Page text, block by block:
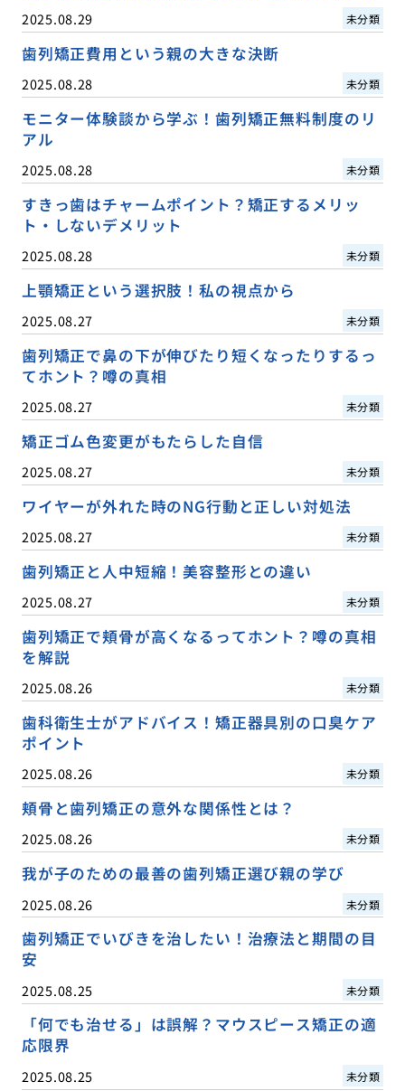
2025.08.29 未分類
歯列矯正費用という親の大きな決断
2025.08.28 未分類
モニター体験談から学ぶ！歯列矯正無料制度のリ
アル
2025.08.28 未分類
すきっ歯はチャームポイント？矯正するメリッ
ト・しないデメリット
2025.08.28 未分類
上顎矯正という選択肢！私の視点から
2025.08.27 未分類
歯列矯正で鼻の下が伸びたり短くなったりするっ
てホント？噂の真相
2025.08.27 未分類
矯正ゴム色変更がもたらした自信
2025.08.27 未分類
ワイヤーが外れた時のNG行動と正しい対処法
2025.08.27 未分類
歯列矯正と人中短縮！美容整形との違い
2025.08.27 未分類
歯列矯正で頬骨が高くなるってホント？噂の真相
を解説
2025.08.26 未分類
歯科衛生士がアドバイス！矯正器具別の口臭ケア
ポイント
2025.08.26 未分類
頬骨と歯列矯正の意外な関係性とは？
2025.08.26 未分類
我が子のための最善の歯列矯正選び親の学び
2025.08.26 未分類
歯列矯正でいびきを治したい！治療法と期間の目
安
2025.08.25 未分類
「何でも治せる」は誤解？マウスピース矯正の適
応限界
2025.08.25 未分類